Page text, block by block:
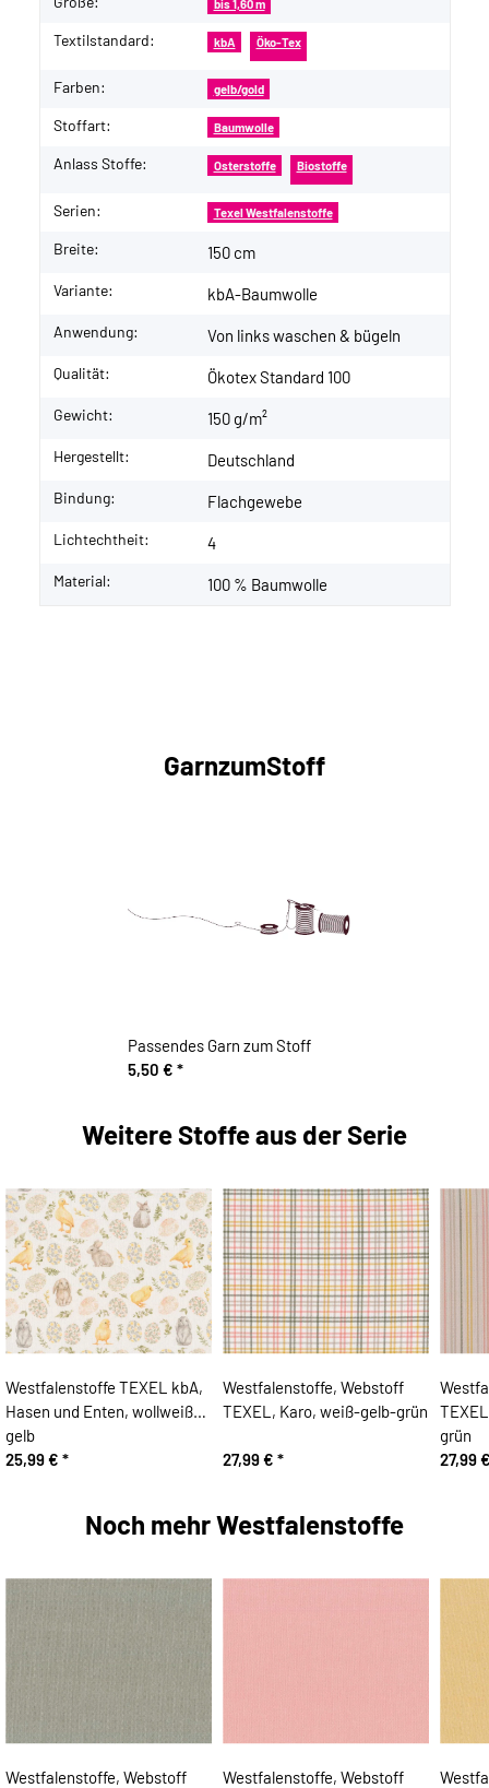
bis 1,60 m
Textilstandard: kbA Öko-Tex
Farben: gelb/gold
Stoffart: Baumwolle
Anlass Stoffe: Osterstoffe Biostoffe
Serien: Texel Westfalenstoffe
Breite: 150 cm
Variante: kbA-Baumwolle
Anwendung: Von links waschen & bügeln
Qualität: Ökotex Standard 100
Gewicht: 150 g/m²
Hergestellt: Deutschland
Bindung: Flachgewebe
Lichtechtheit: 4
Material: 100 % Baumwolle
GarnzumStoff
Passendes Garn zum Stoff
5,50 € *
Weitere Stoffe aus der Serie
Westfalenstoffe TEXEL kbA,
Hasen und Enten, wollweiß-
gelb
25,99 € *
Westfalenstoffe, Webstoff
TEXEL, Karo, weiß-gelb-grün
27,99 € *
grün
27,99
Noch mehr Westfalenstoffe
Westfalenstoffe, Webstoff
Westfalenstoffe, Webstoff